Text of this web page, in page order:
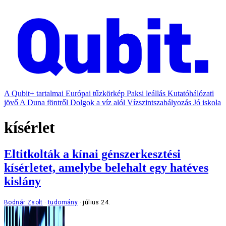
A Qubit+ tartalmai Európai tűzkörkép Paksi leállás Kutatóhálózati
jövő A Duna föntről Dolgok a víz alól Vízszintszabályozás Jó iskola
kísérlet
Eltitkolták a kínai génszerkesztési
kísérletet, amelybe belehalt egy hatéves
kislány
Bodnár Zsolt tudomány július 24.